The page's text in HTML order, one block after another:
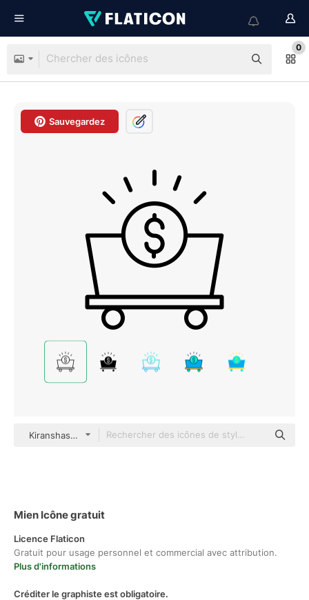
0
Sauvegardez
Kiranshastry Lineal
Mien Icône gratuit
Licence Flaticon
Gratuit pour usage personnel et commercial avec attribution.
Plus d'informations
Créditer le graphiste est obligatoire.